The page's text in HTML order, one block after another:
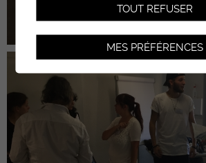
TOUT REFUSER
MES PRÉFÉRENCES